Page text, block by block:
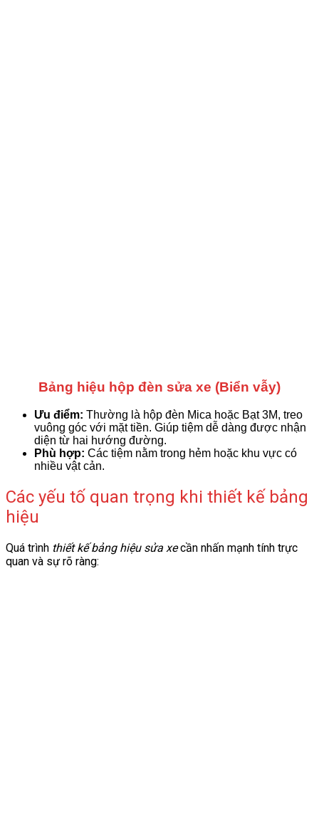
Bảng hiệu hộp đèn sửa xe (Biển vẫy)
Ưu điểm: Thường là hộp đèn Mica hoặc Bạt 3M, treo
vuông góc với mặt tiền. Giúp tiệm dễ dàng được nhận
diện từ hai hướng đường.
Phù hợp: Các tiệm nằm trong hẻm hoặc khu vực có
nhiều vật cản.
Các yếu tố quan trọng khi thiết kế bảng
hiệu
Quá trình thiết kế bảng hiệu sửa xecần nhấn mạnh tính trực
quan và sự rõ ràng: